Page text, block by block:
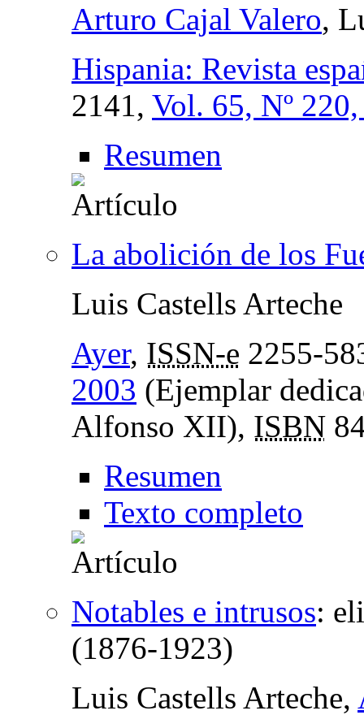
Arturo Cajal Valero,
Hispania: Revista
2141, Vol. 65, Nº
Resumen
La abolición de los
Luis Castells Arteche
Ayer, ISSN-e 2255-
2003 (Ejemplar
Alfonso XII), ISBN
Resumen
Texto completo
Notables e intrusos:
(1876-1923)
Luis Castells Arteche,